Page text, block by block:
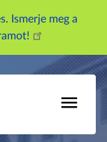
Ismerje meg a